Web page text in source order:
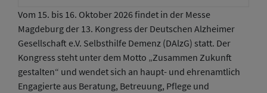
Vom 15. bis 16. Oktober 2026 findet in der Messe
Magdeburg der 13. Kongress der Deutschen Alzheimer
Gesellschaft e.V. Selbsthilfe Demenz (DAlzG) statt. Der
Kongress steht unter dem Motto „Zusammen Zukunft
gestalten“ und wendet sich an haupt- und ehrenamtlich
Engagierte aus Beratung, Betreuung, Pflege und